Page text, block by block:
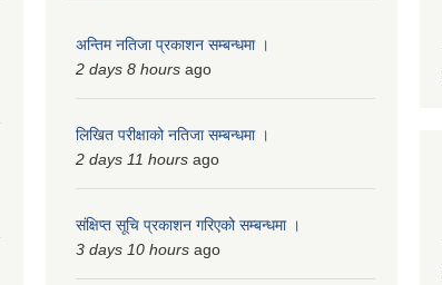
अन्तिम नतिजा प्रकाशन सम्बन्धमा ।
2 days 8 hours ago
लिखित परीक्षाको नतिजा सम्बन्धमा ।
2 days 11 hours ago
संक्षिप्त सूचि प्रकाशन गरिएको सम्बन्धमा ।
3 days 10 hours ago